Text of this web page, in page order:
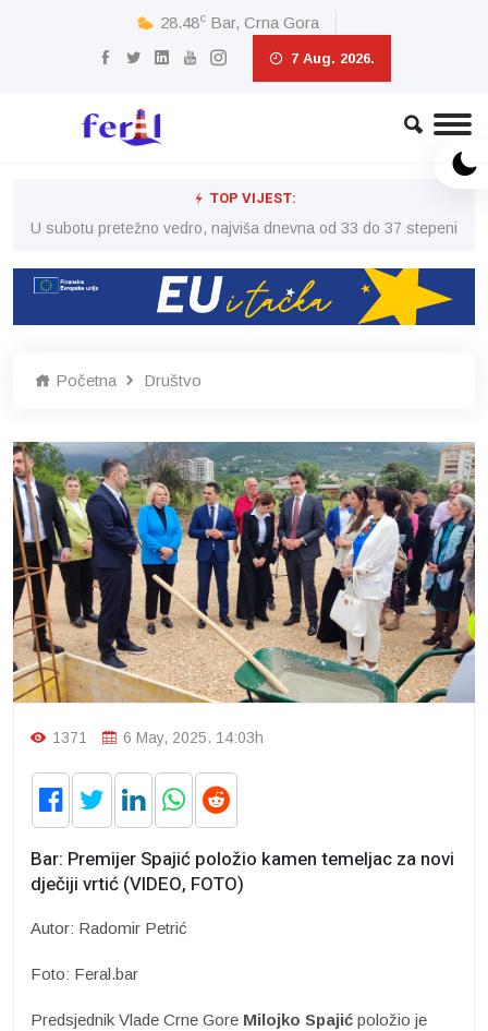
28.48c Bar, Crna Gora
7 Aug. 2026.
TOP VIJEST:
U subotu pretežno vedro, najviša dnevna od 33 do 37 stepeni
Početna Društvo
1371 6 May, 2025. 14:03h
Bar: Premijer Spajić položio kamen temeljac za novi
dječiji vrtić (VIDEO, FOTO)
Autor: Radomir Petrić
Foto: Feral.bar
Predsjednik Vlade Crne Gore Milojko Spajić položio je